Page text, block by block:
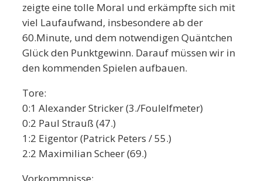
zeigte eine tolle Moral und erkämpfte sich mit
viel Laufaufwand, insbesondere ab der
60.Minute, und dem notwendigen Quäntchen
Glück den Punktgewinn. Darauf müssen wir in
den kommenden Spielen aufbauen.
Tore:
0:1 Alexander Stricker (3./Foulelfmeter)
0:2 Paul Strauß (47.)
1:2 Eigentor (Patrick Peters / 55.)
2:2 Maximilian Scheer (69.)